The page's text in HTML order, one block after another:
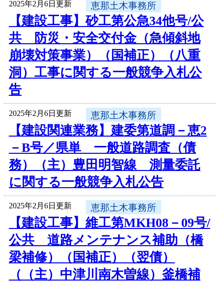
2025年2月6日更新 恵那土木事務所
【建設工事】砂工第公急34他号/公
共 防災・安全交付金（急傾斜地
崩壊対策事業）（国補正）（八重
洞）工事に関する一般競争入札公
告
2025年2月6日更新 恵那土木事務所
【建設関連業務】建委第道調－恵2
－B号／県単 一般道路調査（債
務）（主）豊田明智線 測量委託
に関する一般競争入札公告
2025年2月6日更新 恵那土木事務所
【建設工事】維工第MKH08－09号/
公共 道路メンテナンス補助（橋
梁補修）（国補正）（翌債）
（（主）中津川南木曽線）釜橋補